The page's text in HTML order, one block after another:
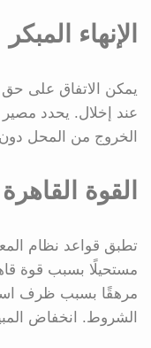
الإنهاء المبكر
يمكن الاتفاق على
عند إخلال. يحدد
الخروج من المحل
القوة
تطبق قواعد نظام
مستحيلًا بسبب قوة
مرهقًا بسبب ظرف
الشروط. انخفاض